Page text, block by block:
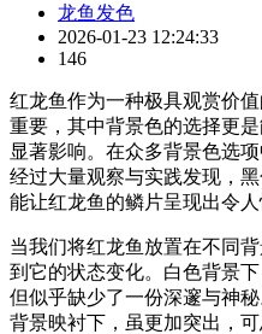
龙鱼发色
2026-01-23 12:24:33
146
红龙鱼作为一种极具观赏价
重要，其中背景色的选择更
显著影响。在众多背景色选
经过大量观察与实践发现，
能让红龙鱼的鳞片呈现出令人
当我们将红龙鱼放置在不同
到它的状态变化。白色背景
但似乎缺少了一份深邃与神
背景映衬下，虽更加突出，